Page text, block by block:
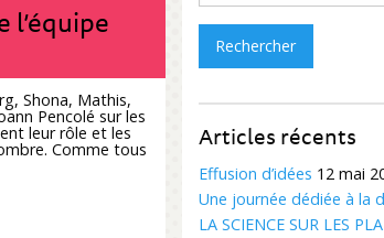
l’équipe
Shona, Mathis,
Pencolé sur les
leur rôle et les
Comme tous Articles récents
Effusion d’idées 12 mai
Une journée dédiée à la
LA SCIENCE SUR LES